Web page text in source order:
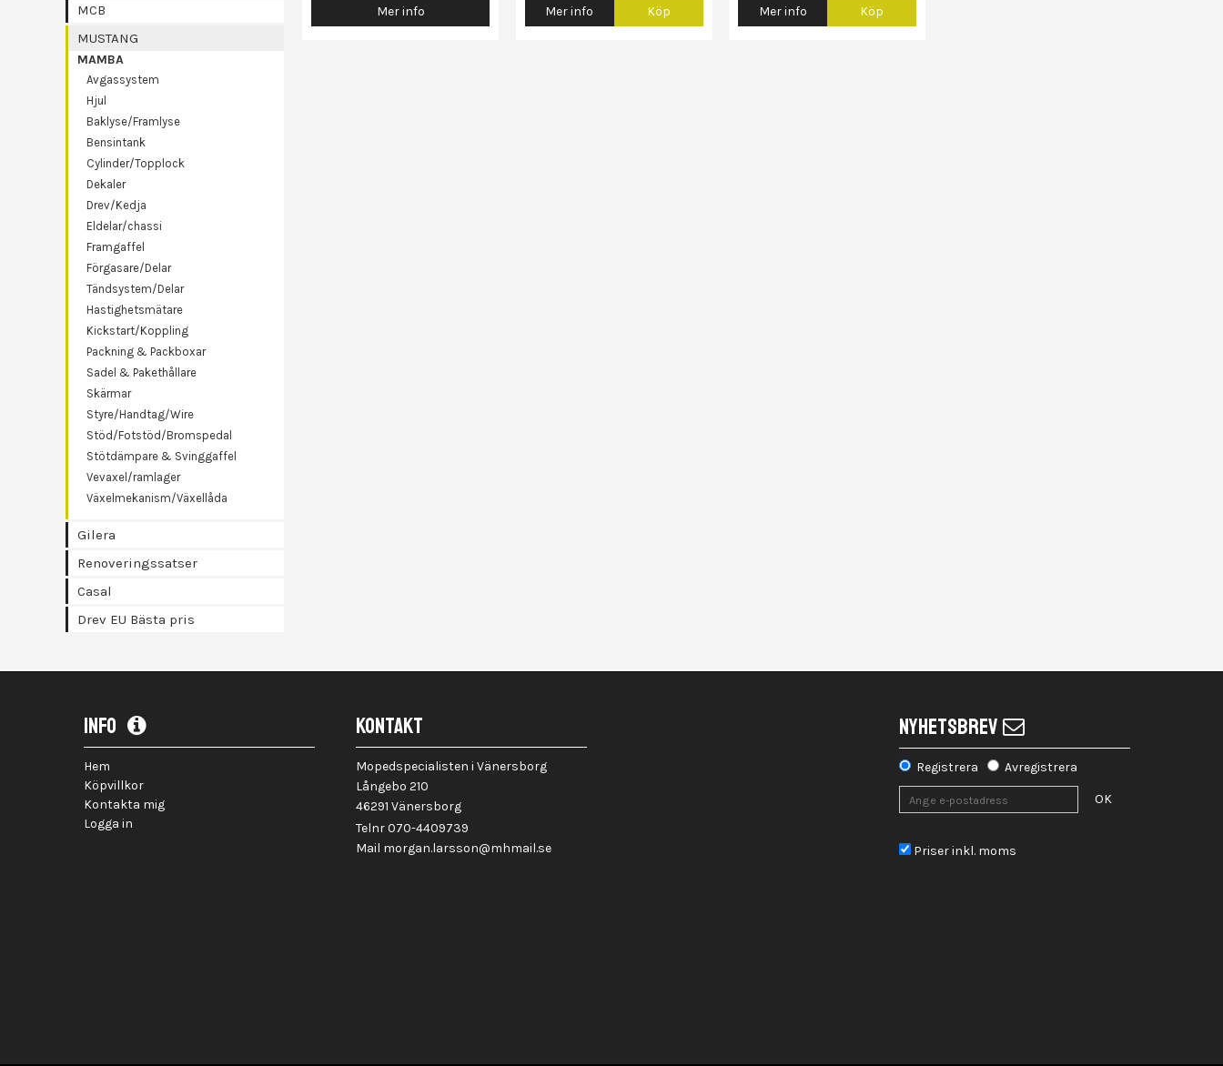
MCB
MUSTANG
MAMBA
Avgassystem
Hjul
Baklyse/Framlyse
Bensintank
Cylinder/Topplock
Dekaler
Drev/Kedja
Eldelar/chassi
Framgaffel
Förgasare/Delar
Tändsystem/Delar
Hastighetsmätare
Kickstart/Koppling
Packning & Packboxar
Sadel & Pakethållare
Skärmar
Styre/Handtag/Wire
Stöd/Fotstöd/Bromspedal
Stötdämpare & Svinggaffel
Vevaxel/ramlager
Växelmekanism/Växellåda
Gilera
Renoveringssatser
Casal
Drev EU Bästa pris
Mer info Mer info Köp Mer info Köp
INFO
Hem
Köpvillkor
Kontakta mig
Logga in
KONTAKT
Mopedspecialisten i Vänersborg
Långebo 210
46291 Vänersborg
Telnr 070-4409739
Mail morgan.larsson@mhmail.se
NYHETSBREV
Registrera Avregistrera
OK
Priser inkl. moms